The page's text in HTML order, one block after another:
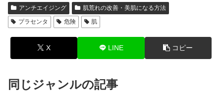
アンチエイジング
肌荒れの改善・美肌になる方法
プラセンタ
危険 肌
X LINE コピー
同じジャンルの記事